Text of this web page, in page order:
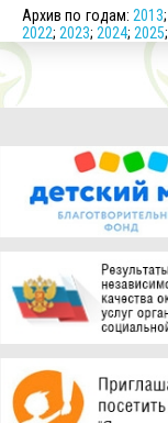
Архив по годам: 2013;
2022; 2023; 2024; 2025;